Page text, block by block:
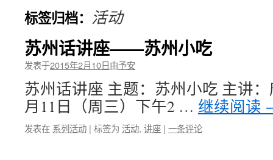
文标签归档： 活动
苏州话讲座——苏州小吃
发表于2015年2月10日由予安
苏州话讲座 主题：苏州小吃 主讲
月11日（周三）下午2 … 继续阅读
发表在 系列活动 | 标签为 活动, 讲座 | 一条评论